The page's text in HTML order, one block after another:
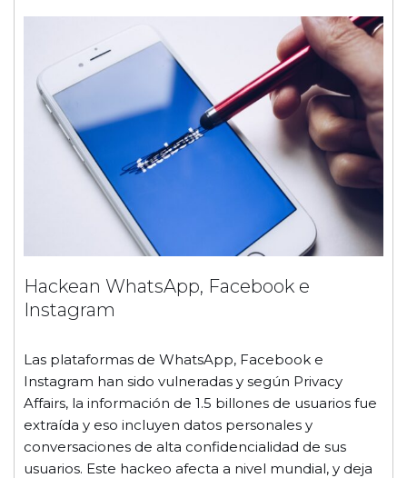
Hackean WhatsApp, Facebook e
Instagram
Las plataformas de WhatsApp, Facebook e
Instagram han sido vulneradas y según Privacy
Affairs, la información de 1.5 billones de usuarios fue
extraída y eso incluyen datos personales y
conversaciones de alta confidencialidad de sus
usuarios. Este hackeo afecta a nivel mundial, y deja